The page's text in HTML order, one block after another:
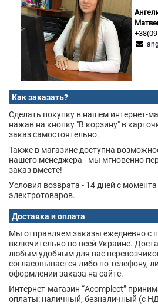
Как заказать?
Сделать покупку в нашем интернет-
нажав на кнопку "В корзину" в
заказ самостоятельно.
Также в магазине доступна
нашего менеджера - мы мгновенно
заказ вместе!
Условия возврата - 14 дней с
электротоваров.
Доставка и оплата
Мы отправляем заказы ежедневно с
включительно по всей Украине.
любым удобным для вас
согласовывается либо по телефону,
оформлении заказа на сайте.
Интернет-магазин “Acomplect”
оплаты: наличный, безналичный (с